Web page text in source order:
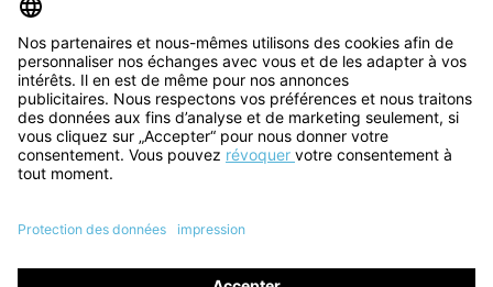
Révoquer un contrat
Informations
Aide & Contact